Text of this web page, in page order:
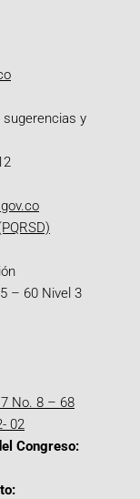
y
– 60 Nivel 3
No. 8 – 68
02
Congreso: